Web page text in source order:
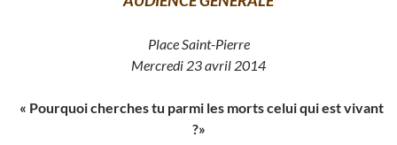
Place Saint-Pierre
Mercredi 23 avril 2014
« Pourquoi cherches tu parmi les morts celui qui est vivant
?»